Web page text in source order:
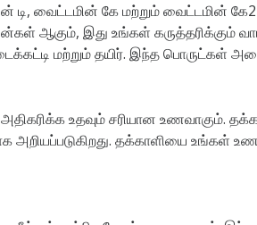
டி, வைட்டமின் கே மற்றும் வைட்டமின்
இது உங்கள் கருத்தரிக்கும்
மற்றும் தயிர். இந்த
உதவும் சரியான உணவாகும்.
அறியப்படுகிறது. தக்காளியை உங்கள்